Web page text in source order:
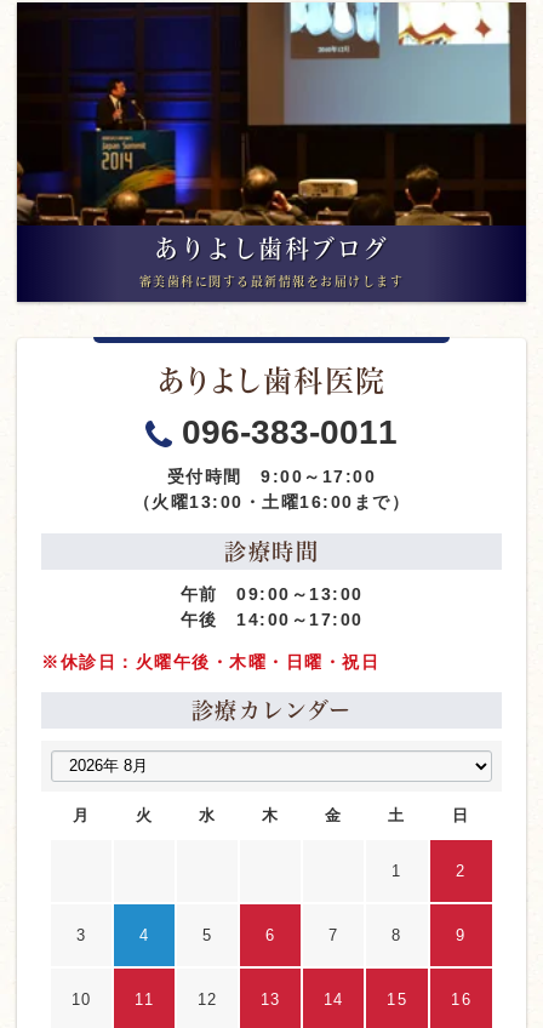
ありよし歯科ブログ
審美歯科に関する最新情報をお届けします
ありよし歯科医院
096-383-0011
受付時間 9:00～17:00
（火曜13:00・土曜16:00まで）
診療時間
午前 09:00～13:00
午後 14:00～17:00
※休診日：火曜午後・木曜・日曜・祝日
診療カレンダー
月 火 水 木 金 土 日
1 2
3 4 5 6 7 8 9
10 11 12 13 14 15 16